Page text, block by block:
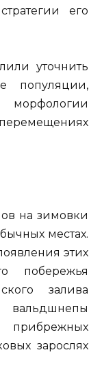
его
уточнить
популяции,
на зимовки
местах.
этих
побережья
залива
прибрежных
зарослях